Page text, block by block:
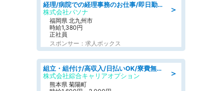
＞
経理/病院での経理事務のお仕事/即日勤務可/車通勤可/経理/一般事務
株式会社パソナ
福岡県 北九州市
時給1,380円
正社員
スポンサー：求人ボックス
＞
組立・組付け/高収入/日払いOK/寮費無料/交替制/20・30・40代活躍中
株式会社綜合キャリアオプション
熊本県 菊陽町